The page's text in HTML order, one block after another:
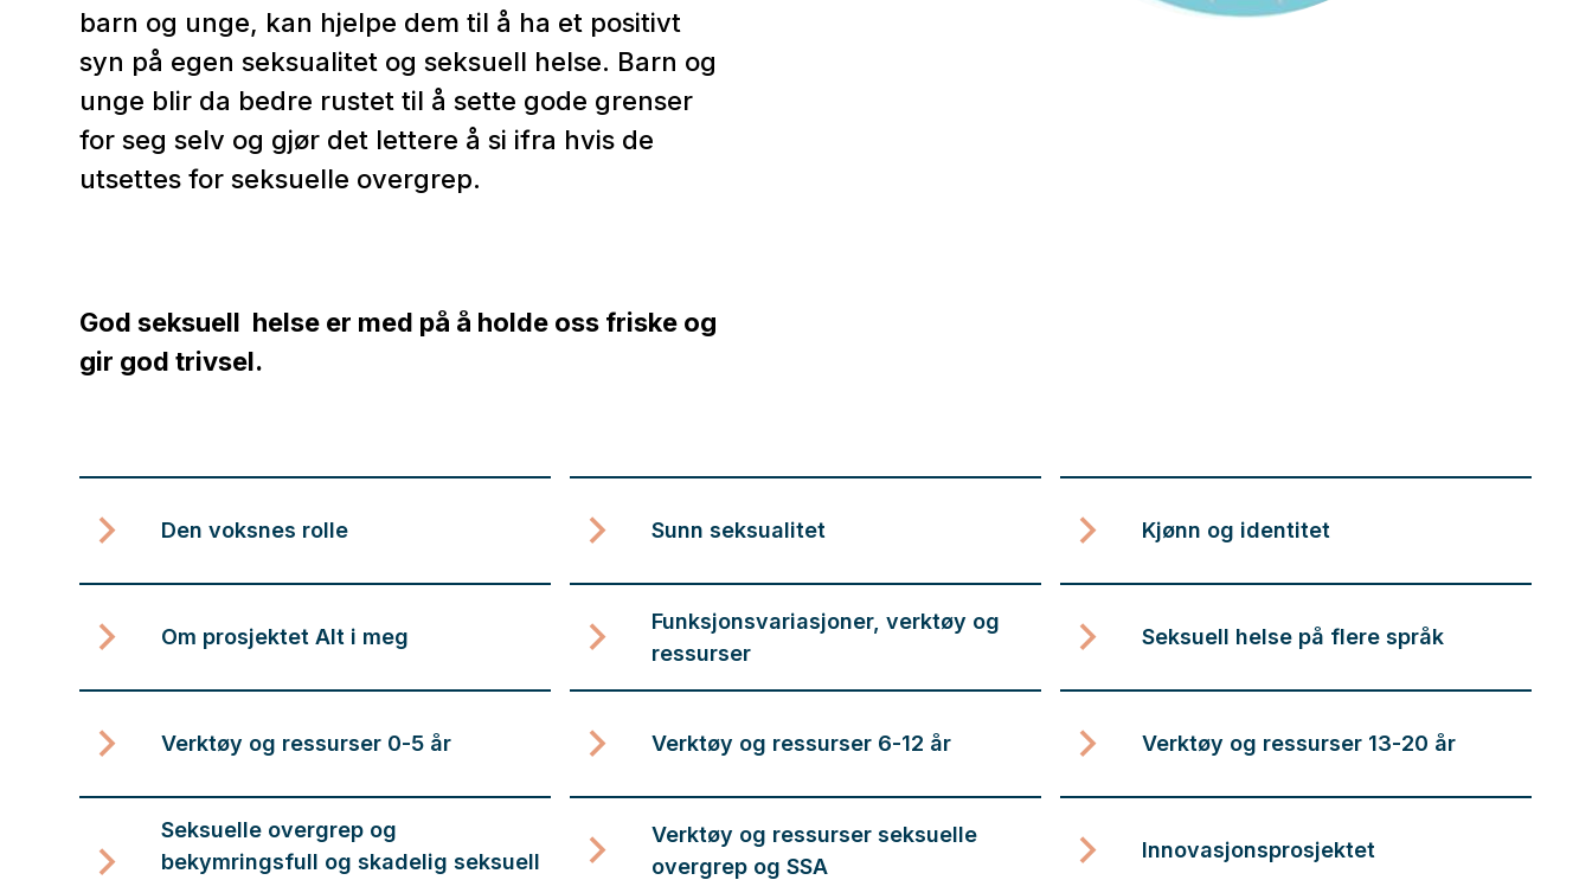
barn og unge, kan hjelpe dem til å ha et positivt
syn på egen seksualitet og seksuell helse. Barn og
unge blir da bedre rustet til å sette gode grenser
for seg selv og gjør det lettere å si ifra hvis de
utsettes for seksuelle overgrep.
God seksuell helse er med på å holde oss friske og
gir god trivsel.
Den voksnes rolle Sunn seksualitet Kjønn og identitet
Om prosjektet Alt i meg
Funksjonsvariasjoner, verktøy og
ressurser
Seksuell helse på flere språk
Verktøy og ressurser 0-5 år Verktøy og ressurser 6-12 år Verktøy og ressurser 13-20 år
Seksuelle overgrep og
bekymringsfull og skadelig seksuell
Verktøy og ressurser seksuelle
overgrep og SSA
Innovasjonsprosjektet